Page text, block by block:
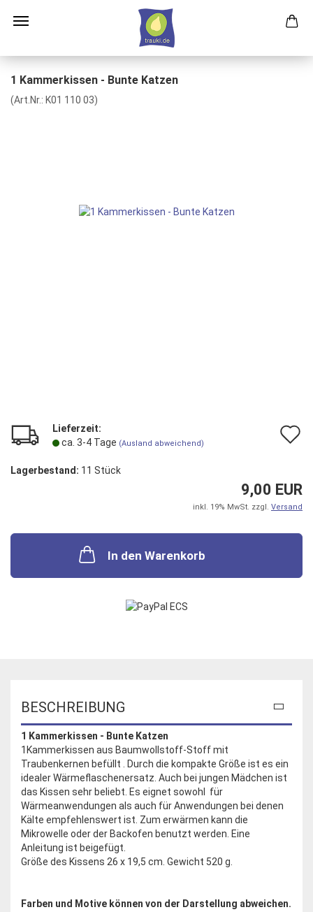
1 Kammerkissen - Bunte Katzen
(Art.Nr.: K01 110 03)
Lieferzeit:
ca. 3-4 Tage (Ausland abweichend)
Lagerbestand: 11 Stück
9,00 EUR
inkl. 19% MwSt. zzgl. Versand
In den Warenkorb
BESCHREIBUNG
1 Kammerkissen - Bunte Katzen
1Kammerkissen aus Baumwollstoff-Stoff mit
Traubenkernen befüllt . Durch die kompakte Größe ist es ein
idealer Wärmeflaschenersatz. Auch bei jungen Mädchen ist
das Kissen sehr beliebt. Es eignet sowohl für
Wärmeanwendungen als auch für Anwendungen bei denen
Kälte empfehlenswert ist. Zum erwärmen kann die
Mikrowelle oder der Backofen benutzt werden. Eine
Anleitung ist beigefügt.
Größe des Kissens 26 x 19,5 cm. Gewicht 520 g.
Farben und Motive können von der Darstellung abweichen.